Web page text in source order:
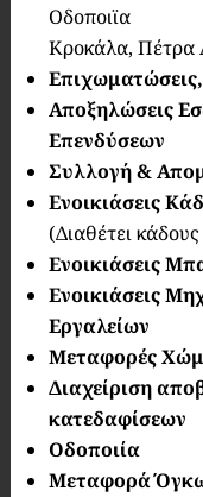
Οδοποιϊα
Κροκάλα, Πέτρα
Αποξηλώσεις
Επενδύσεων
Συλλογή &
Ενοικιάσεις
(Διαθέτει
Ενοικιάσεις
Ενοικιάσεις
Εργαλείων
Μεταφορές
Διαχείριση
κατεδαφίσεων
Οδοποιία
Μεταφορά